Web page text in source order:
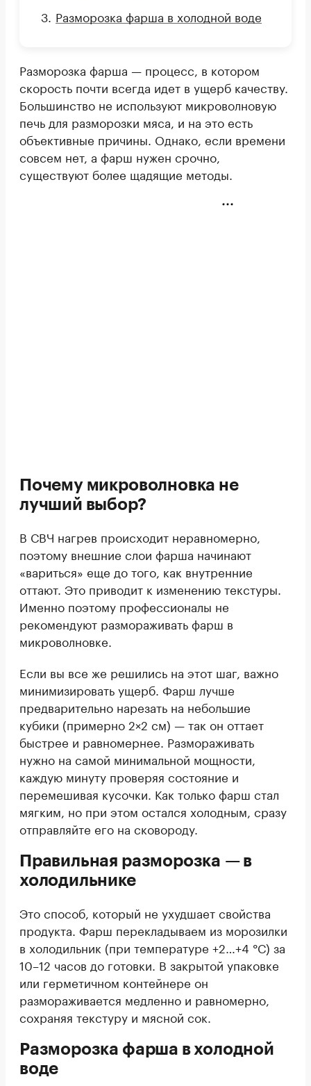
Разморозка фарша в холодной воде
Разморозка фарша — процесс, в котором
скорость почти всегда идет в ущерб качеству.
Большинство не используют микроволновую
печь для разморозки мяса, и на это есть
объективные причины. Однако, если времени
совсем нет, а фарш нужен срочно,
существуют более щадящие методы.
Почему микроволновка не
лучший выбор?
В СВЧ нагрев происходит неравномерно,
поэтому внешние слои фарша начинают
«вариться» еще до того, как внутренние
оттают. Это приводит к изменению текстуры.
Именно поэтому профессионалы не
рекомендуют размораживать фарш в
микроволновке.
Если вы все же решились на этот шаг, важно
минимизировать ущерб. Фарш лучше
предварительно нарезать на небольшие
кубики (примерно 2×2 см) — так он оттает
быстрее и равномернее. Размораживать
нужно на самой минимальной мощности,
каждую минуту проверяя состояние и
перемешивая кусочки. Как только фарш стал
мягким, но при этом остался холодным, сразу
отправляйте его на сковороду.
Правильная разморозка — в
холодильнике
Это способ, который не ухудшает свойства
продукта. Фарш перекладываем из морозилки
в холодильник (при температуре +2…+4 °С) за
10–12 часов до готовки. В закрытой упаковке
или герметичном контейнере он
размораживается медленно и равномерно,
сохраняя текстуру и мясной сок.
Разморозка фарша в холодной
воде